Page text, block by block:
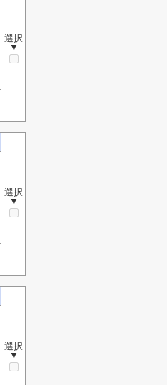
選択
▼
選択
▼
選択
▼